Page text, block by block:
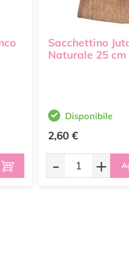
Sacchettino
Naturale 25 cm
Disponibile
2,60 €
- +